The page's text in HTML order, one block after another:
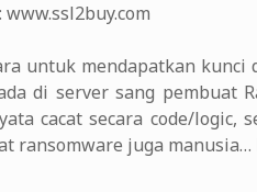
untuk mendapatkan kunci
di server sang pembuat
cacat secara code/logic,
ransomware juga manusia…